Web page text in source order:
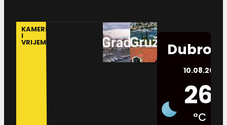
KAMERE
I
VRIJEME
10.08.2026.
26
°C